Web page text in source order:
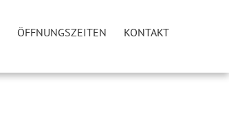
ÖFFNUNGSZEITEN KONTAKT